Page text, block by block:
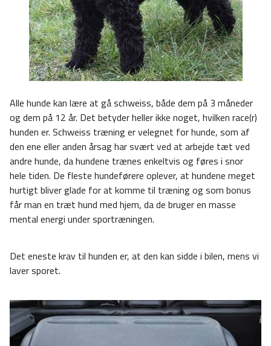
Alle hunde kan lære at gå schweiss, både dem på 3 måneder
og dem på 12 år. Det betyder heller ikke noget, hvilken race(r)
hunden er. Schweiss træning er velegnet for hunde, som af
den ene eller anden årsag har svært ved at arbejde tæt ved
andre hunde, da hundene trænes enkeltvis og føres i snor
hele tiden. De fleste hundeførere oplever, at hundene meget
hurtigt bliver glade for at komme til træning og som bonus
får man en træt hund med hjem, da de bruger en masse
mental energi under sportræningen.
Det eneste krav til hunden er, at den kan sidde i bilen, mens vi
laver sporet.